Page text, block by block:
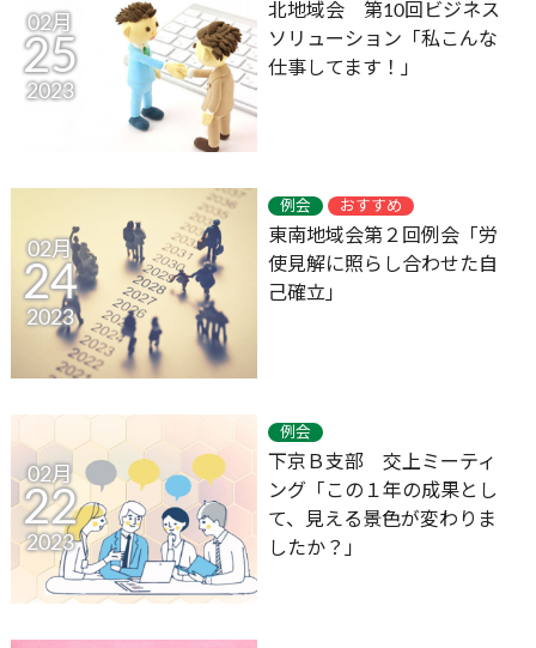
02月
25
2023
北地域会 第10回ビジネス
ソリューション「私こんな
仕事してます！」
02月
24
2023
例会 おすすめ
東南地域会第２回例会「労
使見解に照らし合わせた自
己確立」
02月
22
2023
例会
下京Ｂ支部 交上ミーティ
ング「この１年の成果とし
て、見える景色が変わりま
したか？」